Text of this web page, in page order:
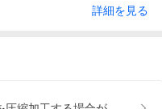
詳細を見る